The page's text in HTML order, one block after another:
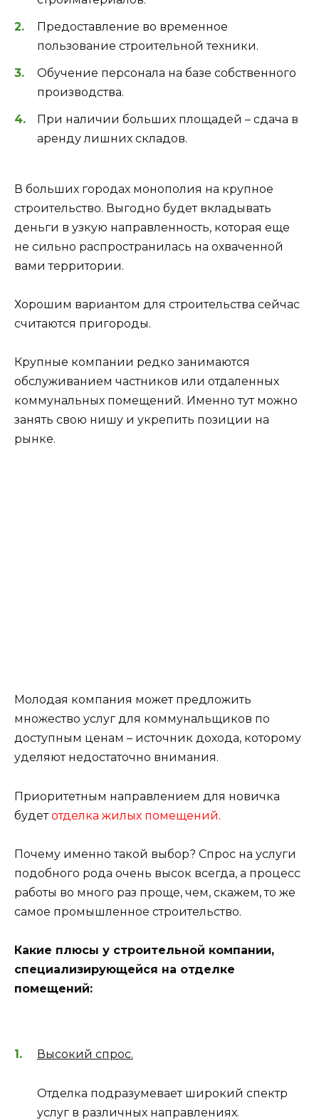
Предоставление во временное
пользование строительной техники.
Обучение персонала на базе собственного
производства.
При наличии больших площадей – сдача в
аренду лишних складов.
В больших городах монополия на крупное
строительство. Выгодно будет вкладывать
деньги в узкую направленность, которая еще
не сильно распространилась на охваченной
вами территории.
Хорошим вариантом для строительства сейчас
считаются пригороды.
Крупные компании редко занимаются
обслуживанием частников или отдаленных
коммунальных помещений. Именно тут можно
занять свою нишу и укрепить позиции на
рынке.
Молодая компания может предложить
множество услуг для коммунальщиков по
доступным ценам – источник дохода, которому
уделяют недостаточно внимания.
Приоритетным направлением для новичка
будетотделка жилых помещений.
Почему именно такой выбор? Спрос на услуги
подобного рода очень высок всегда, а процесс
работы во много раз проще, чем, скажем, то же
самое промышленное строительство.
Какие плюсы у строительной компании,
специализирующейся на отделке
помещений:
Высокий спрос.
Отделка подразумевает широкий спектр
услуг в различных направлениях.